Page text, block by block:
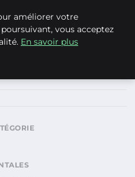
améliorer votre
vous acceptez
En savoir plus